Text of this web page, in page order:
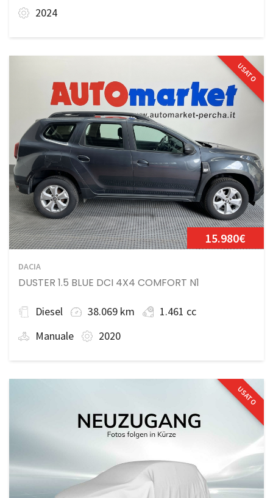
2024
USATO
15.980€
DACIA
DUSTER 1.5 BLUE DCI 4X4 COMFORT N1
Diesel 38.069 km
1.461 cc
Manuale
2020
USATO